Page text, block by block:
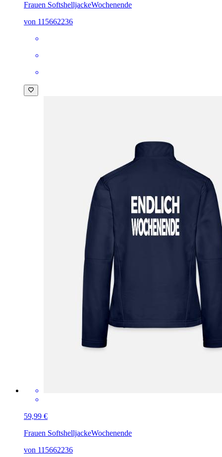
Frauen SoftshelljackeWochenende
von 115662236
59,99 €
Frauen SoftshelljackeWochenende
von 115662236